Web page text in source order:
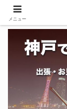
メニュー